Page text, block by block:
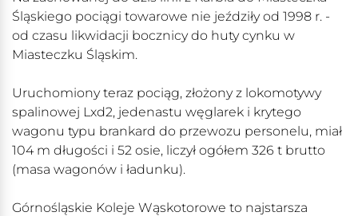
Śląskiego pociągi towarowe nie jeździły od 1998 r. -
od czasu likwidacji bocznicy do huty cynku w
Miasteczku Śląskim.
Uruchomiony teraz pociąg, złożony z lokomotywy
spalinowej Lxd2, jedenastu węglarek i krytego
wagonu typu brankard do przewozu personelu, miał
104 m długości i 52 osie, liczył ogółem 326 t brutto
(masa wagonów i ładunku).
Górnośląskie Koleje Wąskotorowe to najstarsza